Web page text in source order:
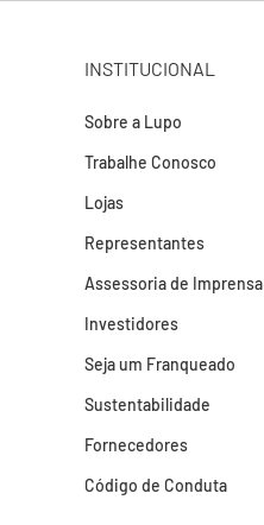
INSTITUCIONAL
Sobre a Lupo
Trabalhe Conosco
Lojas
Representantes
Assessoria de Imprensa
Investidores
Seja um Franqueado
Sustentabilidade
Fornecedores
Código de Conduta